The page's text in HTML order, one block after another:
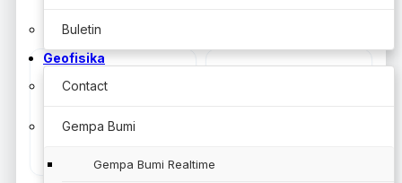
Buletin
Geofisika
Contact
Gempa Bumi
Gempa Bumi Realtime
Prakiraan Cuaca